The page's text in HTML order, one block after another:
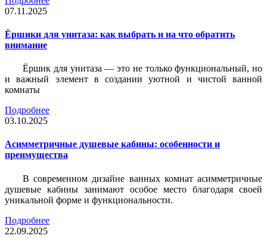
07.11.2025
Ёршики для унитаза: как выбрать и на что обратить
внимание
Ёршик для унитаза — это не только функциональный, но
и важный элемент в создании уютной и чистой ванной
комнаты
Подробнее
03.10.2025
Асимметричные душевые кабины: особенности и
преимущества
В современном дизайне ванных комнат асимметричные
душевые кабины занимают особое место благодаря своей
уникальной форме и функциональности.
Подробнее
22.09.2025